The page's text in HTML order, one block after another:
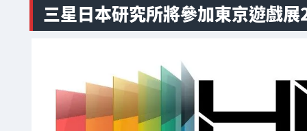
三星日本研究所將參加東京遊戲展